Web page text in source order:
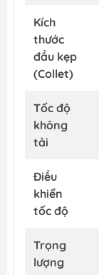
Kích
thước
đầu kẹp
(Collet)
Tốc độ
không
tải
Điều
khiển
tốc độ
Trọng
lượng